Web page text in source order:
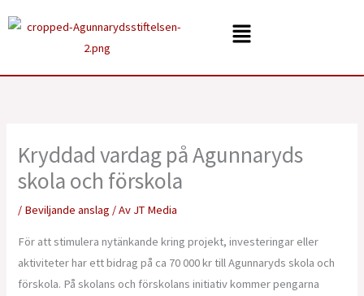
till
Menu
Kryddad vardag på Agunnaryds
skola och förskola
/ Beviljande anslag / Av JT Media
För att stimulera nytänkande kring projekt, investeringar eller
aktiviteter har ett bidrag på ca 70 000 kr till Agunnaryds skola och
förskola. På skolans och förskolans initiativ kommer pengarna